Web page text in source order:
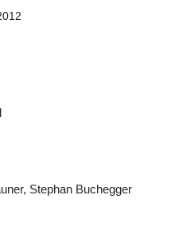
Stephan Buchegger